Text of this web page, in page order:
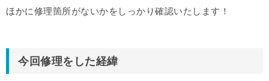
ほかに修理箇所がないかをしっかり確認いたします！
今回修理をした経緯